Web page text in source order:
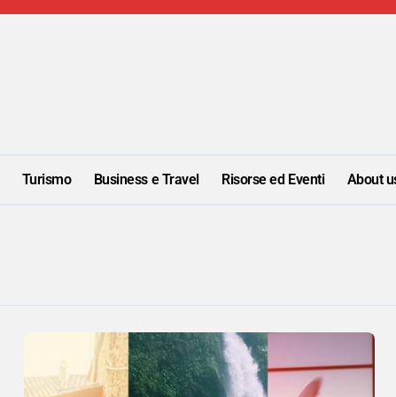
Turismo Business e Travel Risorse ed Eventi About